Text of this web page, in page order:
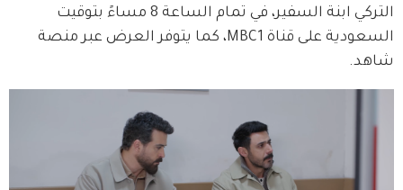
التركي ابنة السفير، في تمام الساعة 8 مساءً بتوقيت
السعودية على قناة MBC1، كما يتوفر العرض عبر منصة
شاهد.